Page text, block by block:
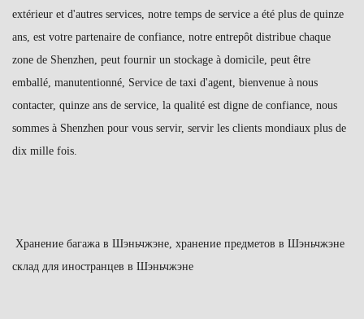
extérieur et d'autres services, notre temps de service a été plus de quinze
ans, est votre partenaire de confiance, notre entrepôt distribue chaque
zone de Shenzhen, peut fournir un stockage à domicile, peut être
emballé, manutentionné, Service de taxi d'agent, bienvenue à nous
contacter, quinze ans de service, la qualité est digne de confiance, nous
sommes à Shenzhen pour vous servir, servir les clients mondiaux plus de
dix mille fois.
Хранение багажа в Шэньчжэне, хранение предметов в Шэньчжэне
склад для иностранцев в Шэньчжэне